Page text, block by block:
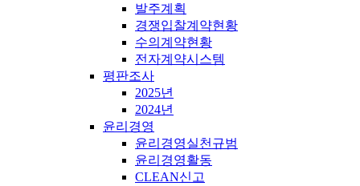
발주계획
경쟁입찰계약현황
수의계약현황
전자계약시스템
평판조사
2025년
2024년
윤리경영
윤리경영실천규범
윤리경영활동
CLEAN신고